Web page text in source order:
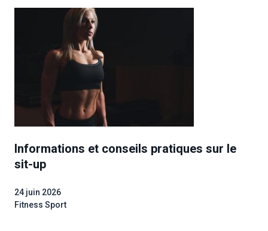
Informations et conseils pratiques sur le
sit-up
24 juin 2026
Fitness Sport